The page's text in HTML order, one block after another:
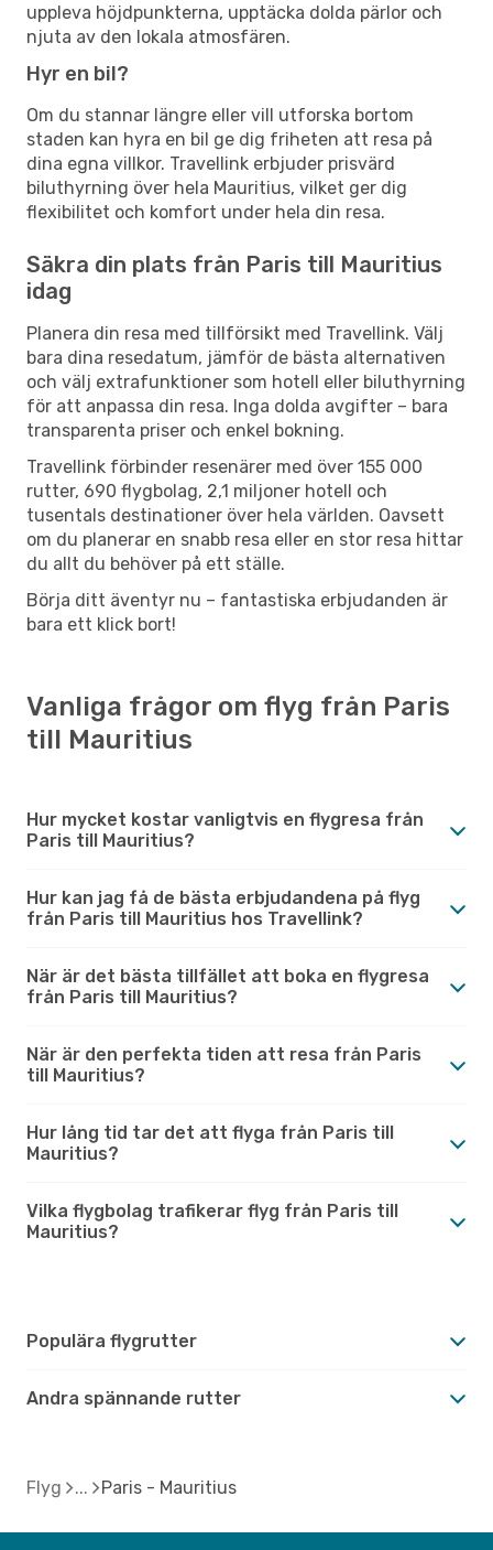
uppleva höjdpunkterna, upptäcka dolda pärlor och
njuta av den lokala atmosfären.
Hyr en bil?
Om du stannar längre eller vill utforska bortom
staden kan hyra en bil ge dig friheten att resa på
dina egna villkor. Travellink erbjuder prisvärd
biluthyrning över hela Mauritius, vilket ger dig
flexibilitet och komfort under hela din resa.
Säkra din plats från Paris till Mauritius
idag
Planera din resa med tillförsikt med Travellink. Välj
bara dina resedatum, jämför de bästa alternativen
och välj extrafunktioner som hotell eller biluthyrning
för att anpassa din resa. Inga dolda avgifter – bara
transparenta priser och enkel bokning.
Travellink förbinder resenärer med över 155 000
rutter, 690 flygbolag, 2,1 miljoner hotell och
tusentals destinationer över hela världen. Oavsett
om du planerar en snabb resa eller en stor resa hittar
du allt du behöver på ett ställe.
Börja ditt äventyr nu – fantastiska erbjudanden är
bara ett klick bort!
Vanliga frågor om flyg från Paris
till Mauritius
Hur mycket kostar vanligtvis en flygresa från
Paris till Mauritius?
Hur kan jag få de bästa erbjudandena på flyg
från Paris till Mauritius hos Travellink?
När är det bästa tillfället att boka en flygresa
från Paris till Mauritius?
När är den perfekta tiden att resa från Paris
till Mauritius?
Hur lång tid tar det att flyga från Paris till
Mauritius?
Vilka flygbolag trafikerar flyg från Paris till
Mauritius?
Populära flygrutter
Andra spännande rutter
Flyg Paris - Mauritius